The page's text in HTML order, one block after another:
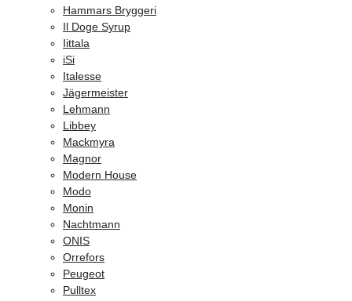
Hammars Bryggeri
Il Doge Syrup
Iittala
iSi
Italesse
Jägermeister
Lehmann
Libbey
Mackmyra
Magnor
Modern House
Modo
Monin
Nachtmann
ONIS
Orrefors
Peugeot
Pulltex